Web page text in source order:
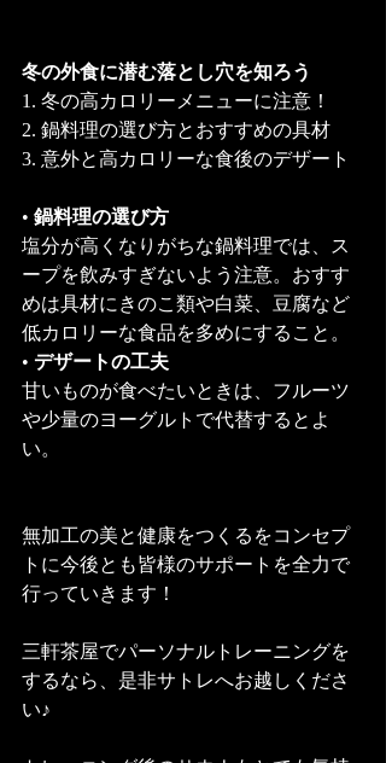
冬の外食に潜む落とし穴を知ろう
1. 冬の高カロリーメニューに注意！
2. 鍋料理の選び方とおすすめの具材
3. 意外と高カロリーな食後のデザート
• 鍋料理の選び方
塩分が高くなりがちな鍋料理では、ス
ープを飲みすぎないよう注意。おすす
めは具材にきのこ類や白菜、豆腐など
低カロリーな食品を多めにすること。
• デザートの工夫
甘いものが食べたいときは、フルーツ
や少量のヨーグルトで代替するとよ
い。
無加工の美と健康をつくるをコンセプ
トに今後とも皆様のサポートを全力で
行っていきます！
三軒茶屋でパーソナルトレーニングを
するなら、是非サトレへお越しくださ
い♪